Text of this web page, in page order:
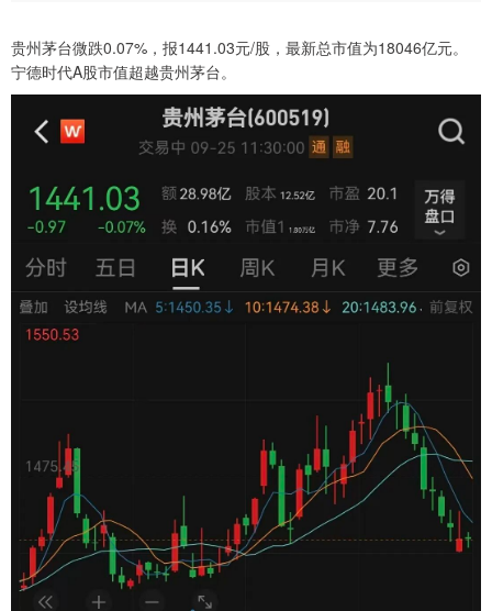
贵州茅台微跌0.07%，报1441.03元/股，最新总市值为18046亿元。
宁德时代A股市值超越贵州茅台。